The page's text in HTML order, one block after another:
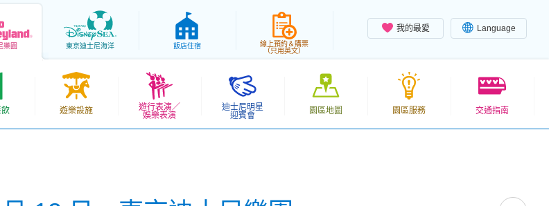
我的最愛 Language
樂園 東京迪士尼海洋 飯店住宿
線上預約＆購票
（只用英文）
飲 遊樂設施
遊行表演／
娛樂表演
迪士尼明星
迎賓會
園區地圖 園區服務 交通指南